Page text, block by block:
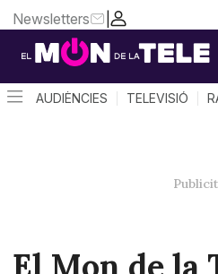
|
Newsletters
AUDIÈNCIES TELEVISIÓ